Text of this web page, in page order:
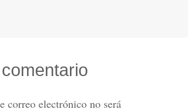
correo electrónico no será